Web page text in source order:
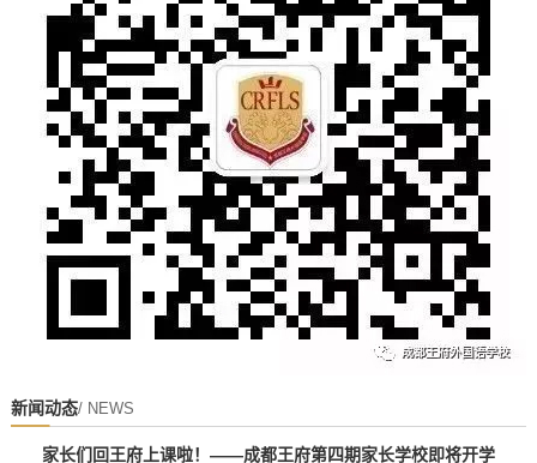
新闻动态/ NEWS
家长们回王府上课啦！——成都王府第四期家长学校即将开学